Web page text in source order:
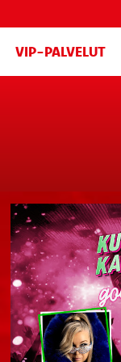
VIP-PALVELUT